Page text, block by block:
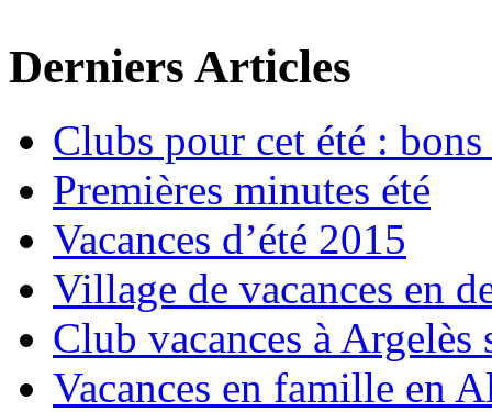
Derniers Articles
Clubs pour cet été :
Premières minutes été
Vacances d’été 2015
Village de vacances en
Club vacances à Argelès
Vacances en famille en